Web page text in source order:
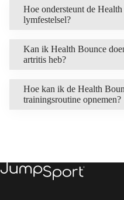
Hoe ondersteunt de
lymfestelsel?
Kan ik Health Bounce
artritis heb?
Hoe kan ik de Health
trainingsroutine opnemen?